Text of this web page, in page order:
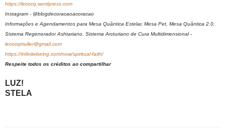
https://lecocq.wordpress.com
Instagram - @blogdecoracaoacoracao
Informações e Agendamentos para Mesa Quântica Estelar, Mesa Pet, Mesa Quântica 2.0,
Sistema Regenerador Ashtariano, Sistema Arcturiano de Cura Multidimensional -
lecocqmuller@gmail.com
https://infinitebeing.com/now/spiritual-faith/
Respeite todos os créditos ao compartilhar
LUZ!
STELA